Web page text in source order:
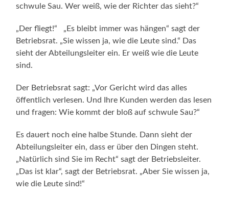
schwule Sau. Wer weiß, wie der Richter das sieht?“
„Der fliegt!“ „Es bleibt immer was hängen“ sagt der
Betriebsrat. „Sie wissen ja, wie die Leute sind.“ Das
sieht der Abteilungsleiter ein. Er weiß wie die Leute
sind.
Der Betriebsrat sagt: „Vor Gericht wird das alles
öffentlich verlesen. Und Ihre Kunden werden das lesen
und fragen: Wie kommt der bloß auf schwule Sau?“
Es dauert noch eine halbe Stunde. Dann sieht der
Abteilungsleiter ein, dass er über den Dingen steht.
„Natürlich sind Sie im Recht“ sagt der Betriebsleiter.
„Das ist klar“, sagt der Betriebsrat. „Aber Sie wissen ja,
wie die Leute sind!“